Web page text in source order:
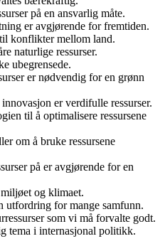
på en ansvarlig måte.
er avgjørende for fremtiden.
konflikter mellom land.
naturlige ressurser.
ubegrensede.
er nødvendig for en grønn
er verdifulle ressurser.
til å optimalisere ressursene
om å bruke ressursene
på er avgjørende for en
og klimaet.
utfordring for mange samfunn.
som vi må forvalte godt.
tema i internasjonal politikk.